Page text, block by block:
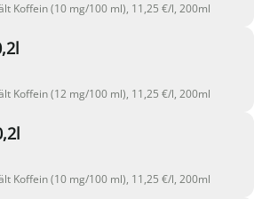
Koffein (10 mg/100 ml), 11,25 €/l, 200ml
Koffein (12 mg/100 ml), 11,25 €/l, 200ml
Koffein (10 mg/100 ml), 11,25 €/l, 200ml